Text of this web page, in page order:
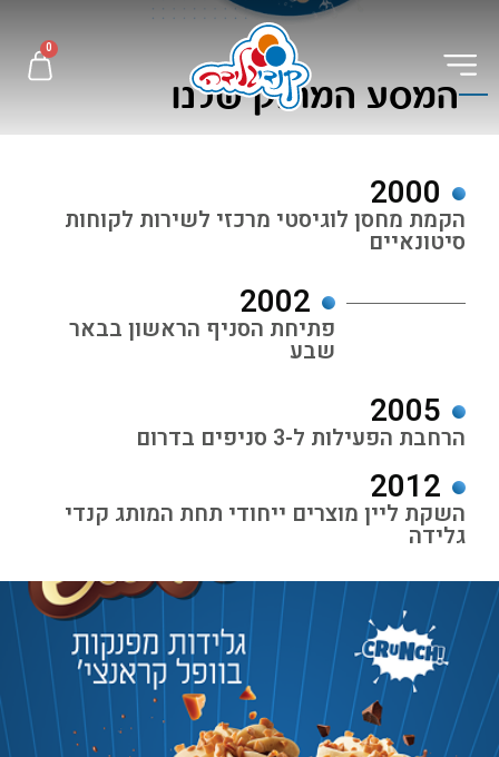
0
המסע המתוק שלנו
2000
הקמת מחסן לוגיסטי מרכזי לשירות לקוחות
סיטונאיים
2002
פתיחת הסניף הראשון בבאר
שבע​
2005
הרחבת הפעילות ל-3 סניפים בדרום
2012
השקת ליין מוצרים ייחודי תחת המותג קנדי
גלידה